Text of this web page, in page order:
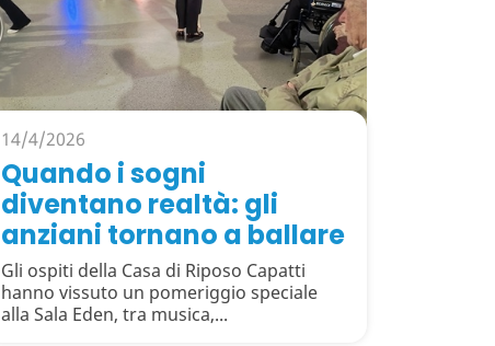
14/4/2026
Quando i sogni
diventano realtà: gli
anziani tornano a ballare
Gli ospiti della Casa di Riposo Capatti
hanno vissuto un pomeriggio speciale
alla Sala Eden, tra musica,...